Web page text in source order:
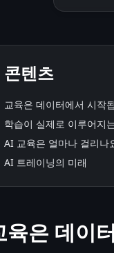
콘텐츠
교육은 데이터에서 시작
학습이 실제로 이루어지
AI 교육은 얼마나 걸리나
AI 트레이닝의 미래
육은 데이